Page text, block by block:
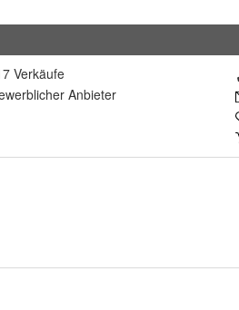
Verkäufe
er Anbieter